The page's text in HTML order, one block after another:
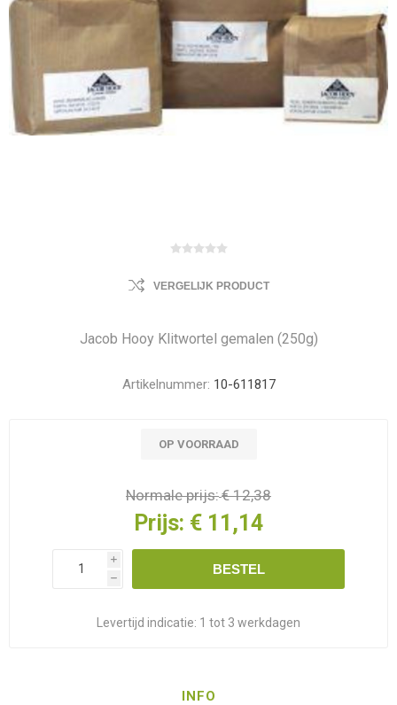
VERGELIJK PRODUCT
Jacob Hooy Klitwortel gemalen (250g)
Artikelnummer: 10-611817
OP VOORRAAD
Normale prijs:€ 12,38
Prijs: € 11,14
i
h
BESTEL
Levertijd indicatie: 1 tot 3 werkdagen
INFO